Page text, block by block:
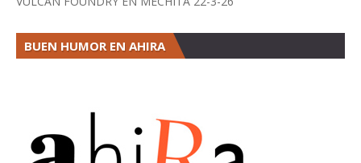
BUEN HUMOR EN AHIRA